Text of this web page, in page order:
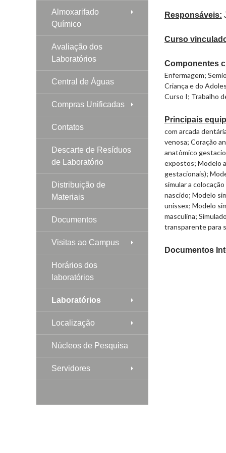
Responsáveis:
Curso
Componentes
Enfermagem;
Criança e do
Curso I; Trabalho
Principais
com arcada
venosa; Coração
anatômico
expostos; Modelo
gestacionais);
simular a
nascido; Modelo
unissex; Modelo
masculina;
transparente para
Documentos
Almoxarifado
Químico
Avaliação dos
Laboratórios
Central de Águas
Compras Unificadas
Contatos
Descarte de Resíduos
de Laboratório
Distribuição de
Materiais
Documentos
Visitas ao Campus
Horários dos
laboratórios
Laboratórios
Localização
Núcleos de Pesquisa
Servidores